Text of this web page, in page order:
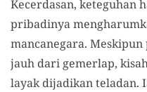
Kecerdasan, keteguhan
pribadinya
mancanegara.
jauh dari gemerlap,
layak dijadikan teladan.